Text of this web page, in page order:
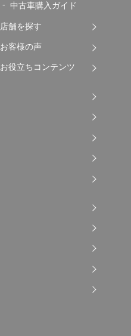
中古車購入ガイド
店舗を探す
お客様の声
お役立ちコンテンツ